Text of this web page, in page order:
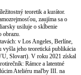
teoretik a kurátor.
zaujíma sa o
usiluje o skĺbenie
obrazu.
v Los Angeles, Berlíne,
jeho teoretická publikácia
Slovart). V roku 2021 získal
Rámce a latentné
Ateliéru maľby III. na